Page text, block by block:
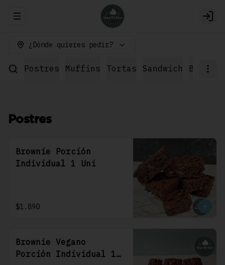
Abrir menu de navegación
¿Dónde quieres pedir?
Postres Muffins Tortas Sandwich
Postres
Brownie Porción
Individual 1 Uni
$1.890
Brownie Vegano
Porción Individual 1